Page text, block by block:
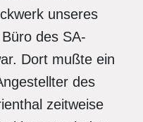
unseres
des SA-
Dort mußte ein
des
zeitweise